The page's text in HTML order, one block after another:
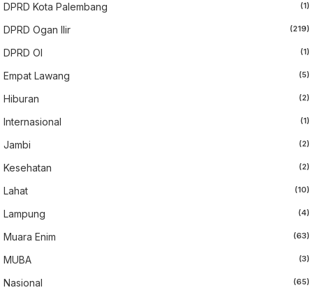
DPRD Kota Palembang (1)
DPRD Ogan Ilir (219)
DPRD OI (1)
Empat Lawang (5)
Hiburan (2)
Internasional (1)
Jambi (2)
Kesehatan (2)
Lahat (10)
Lampung (4)
Muara Enim (63)
MUBA (3)
Nasional (65)